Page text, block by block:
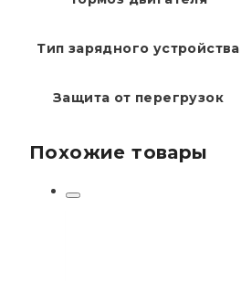
Тип зарядного устройства
Защита от перегрузок
Похожие товары